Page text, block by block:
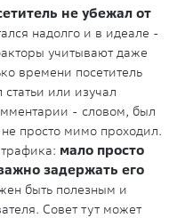
не убежал от
надолго и в идеале -
учитывают даже
времени посетитель
или изучал
- словом, был
просто мимо проходил.
мало просто
задержать его
быть полезным и
Совет тут может